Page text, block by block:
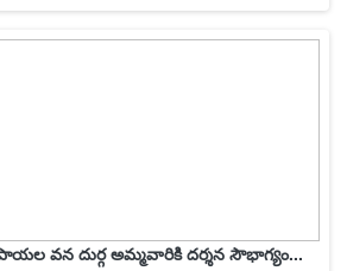
వన దుర్గ అమ్మవారికి దర్శన సౌభాగ్యం...